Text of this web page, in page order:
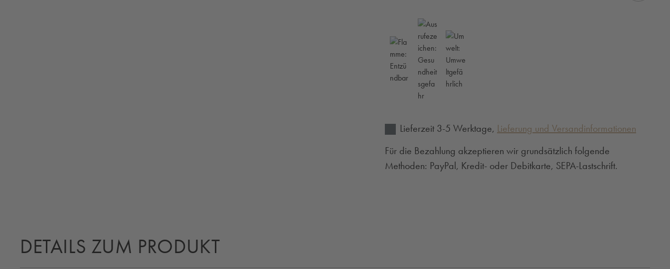
Lieferzeit 3-5 Werktage, Lieferung und Versandinformationen
Für die Bezahlung akzeptieren wir grundsätzlich folgende
Methoden: PayPal, Kredit- oder Debitkarte, SEPA-Lastschrift.
DETAILS ZUM PRODUKT